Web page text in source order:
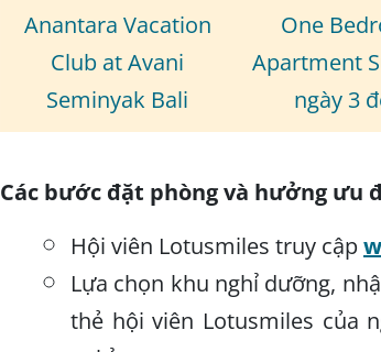
Anantara Vacation
Club at Avani
Seminyak Bali
One
Apartment
ngày 3
Các bước đặt phòng và hưởng ưu
Hội viên Lotusmiles truy cập
Lựa chọn khu nghỉ dưỡng,
thẻ hội viên Lotusmiles của